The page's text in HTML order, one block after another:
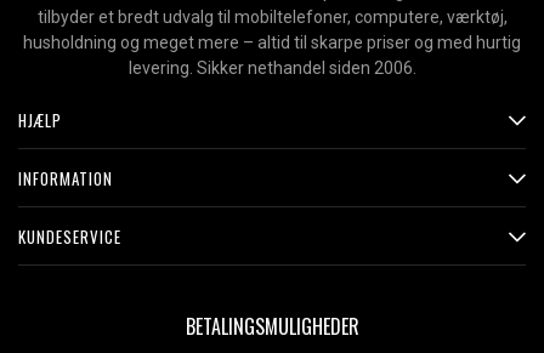
tilbyder et bredt udvalg til mobiltelefoner, computere, værktøj,
husholdning og meget mere – altid til skarpe priser og med hurtig
levering. Sikker nethandel siden 2006.
HJÆLP
INFORMATION
KUNDESERVICE
BETALINGSMULIGHEDER